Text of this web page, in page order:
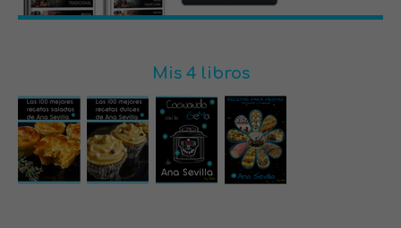
Mis 4 libros